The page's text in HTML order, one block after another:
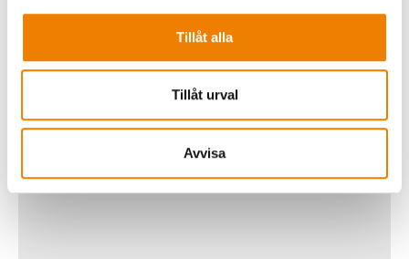
Tillåt alla
Tillåt urval
Avvisa